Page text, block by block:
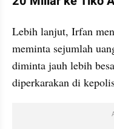
Lebih lanjut, Irfan
meminta sejumlah
diminta jauh lebih
diperkarakan di